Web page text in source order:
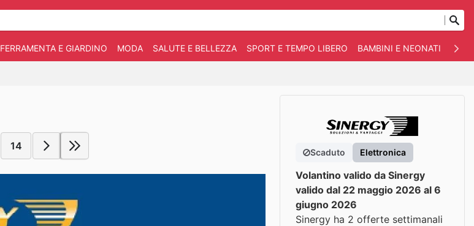
FERRAMENTA E GIARDINO MODA SALUTE E BELLEZZA SPORT E TEMPO LIBERO BAMBINI E NEONATI
14
Scaduto Elettronica
Volantino valido da Sinergy
valido dal 22 maggio 2026 al 6
giugno 2026
Sinergy ha 2 offerte settimanali